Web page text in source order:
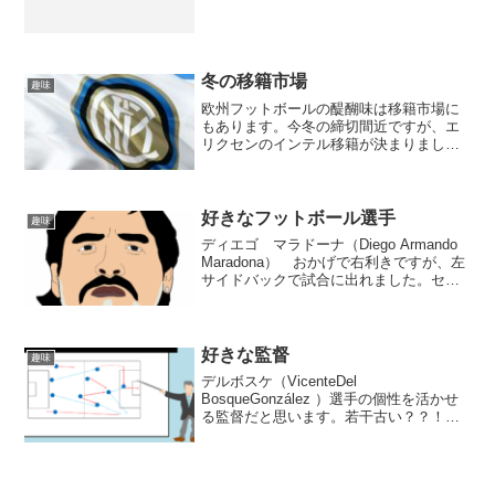
趣味 冬の移籍市場
欧州フットボールの醍醐味は移籍市場に
もあります。今冬の締切間近ですが、エ
リクセンのインテル移籍が決まりまし
も思えません。イタリアは思い...
趣味 好きなフットボール選手
ディエゴ マラドーナ（Diego Armando
Maradona） おかげで右利きですが、左
サイドバックで試合に出れました。セル
趣味 好きな監督
デルボスケ（VicenteDel
BosqueGonzález ）選手の個性を活かせ
る監督だと思います。若干古い？？！マ